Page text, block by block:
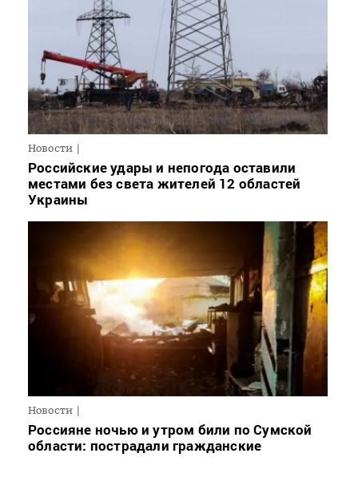
Новости
Российские удары и непогода оставили
местами без света жителей 12 областей
Украины
Новости
Россияне ночью и утром били по Сумской
области: пострадали гражданские